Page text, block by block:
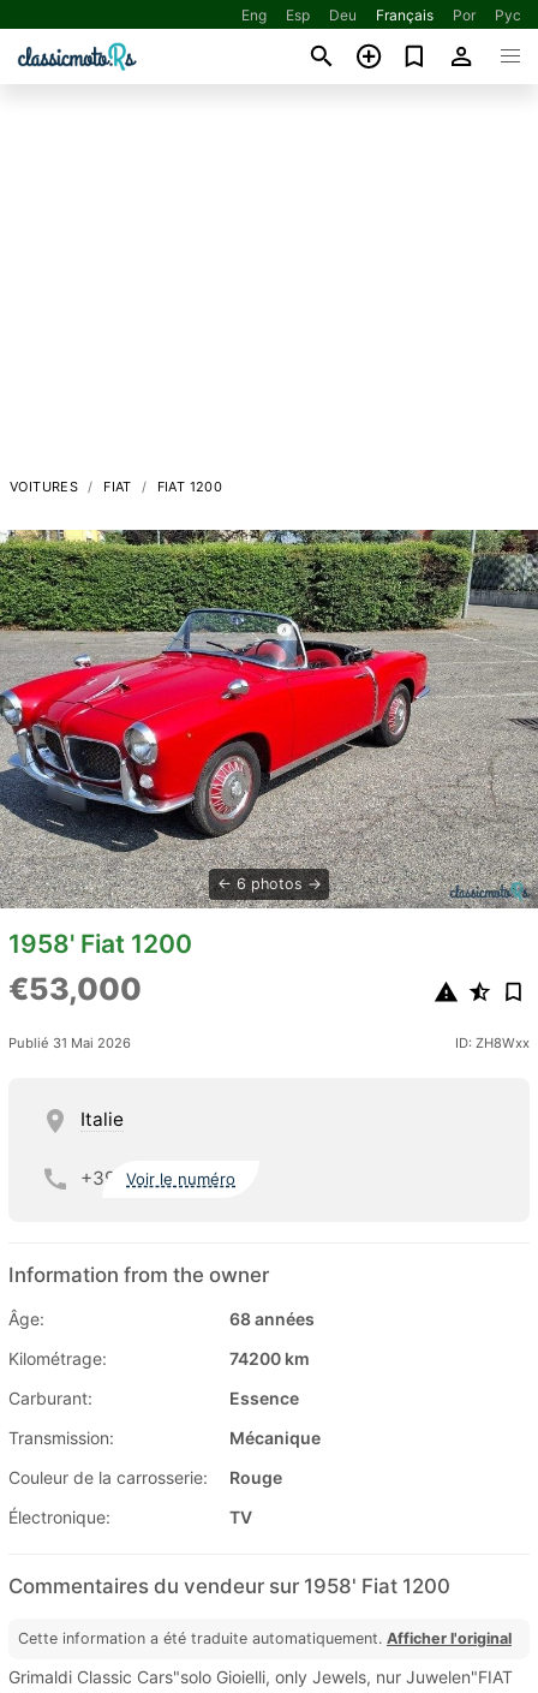
Eng Esp Deu Français Por Рус
VOITURES FIAT FIAT 1200
6 photos
1958' Fiat 1200
€53,000
Publié 31 Mai 2026 ID: ZH8Wxx
Italie
+39 Voir le numéro
Information from the owner
Âge:
68 années
Kilométrage:
74200 km
Carburant:
Essence
Transmission:
Mécanique
Couleur de la carrosserie:
Rouge
Électronique:
TV
Commentaires du vendeur sur 1958' Fiat 1200
Cette information a été traduite automatiquement. Afficher l'original
Grimaldi Classic Cars"solo Gioielli, only Jewels, nur Juwelen"FIAT